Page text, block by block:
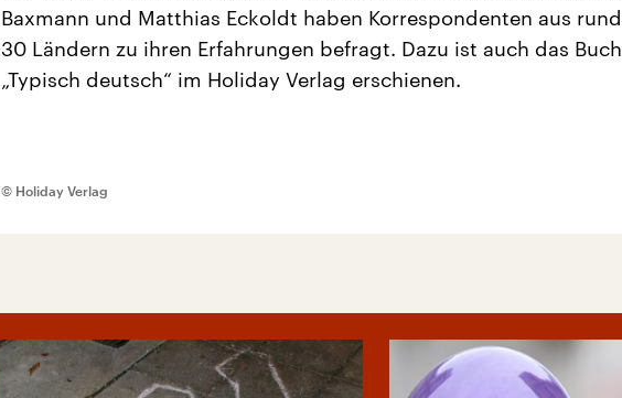
Baxmann und Matthias Eckoldt haben Korrespondenten aus rund
30 Ländern zu ihren Erfahrungen befragt. Dazu ist auch das Buch
„Typisch deutsch“ im Holiday Verlag erschienen.
© Holiday Verlag